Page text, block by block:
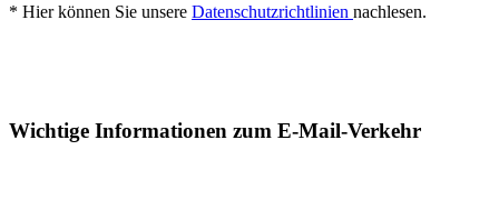
* Hier können Sie unsere Datenschutzrichtlinien nachlesen.
Wichtige Informationen zum E-Mail-Verkehr